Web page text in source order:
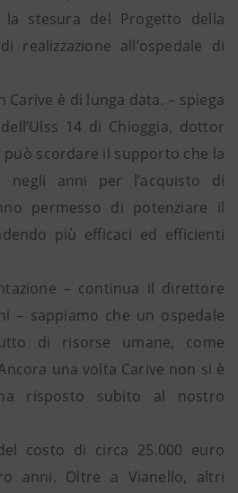
la stesura del Progetto della
realizzazione all’ospedale di
Carive è di lunga data. – spiega
14 di Chioggia, dottor
scordare il supporto che la
anni per l’acquisto di
permesso di potenziare il
più efficaci ed efficienti
– continua il direttore
– sappiamo che un ospedale
di risorse umane, come
una volta Carive non si è
risposto subito al nostro
costo di circa 25.000 euro
anni. Oltre a Vianello, altri